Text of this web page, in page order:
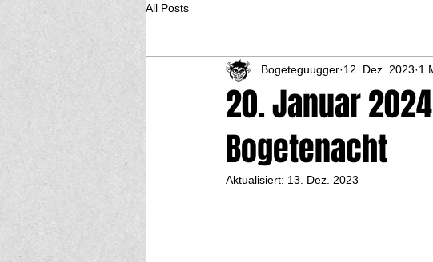
All Posts
20. Januar
Bogetenacht
Bogeteguugger 12. Dez. 2023 1
Aktualisiert: 13. Dez. 2023